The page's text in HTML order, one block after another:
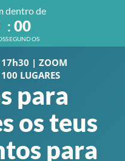
dentro de
00
SEGUNDOS
17h30 | ZOOM
LUGARES
para
os teus
para